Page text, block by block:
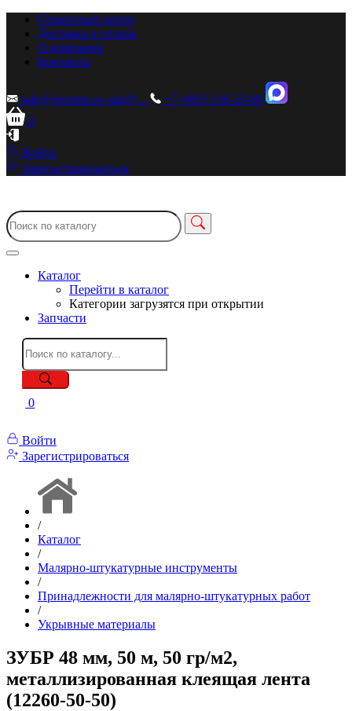
Сервисный центр
Доставка и оплата
О компании
Контакты
sale@zionstm.ru sale@...
+7 (495) 136-23-00
0
Войти
Зарегистрироваться
Каталог
Перейти в каталог
Категории загрузятся при открытии
Запчасти
0
Войти
Зарегистрироваться
/
Каталог
/
Малярно-штукатурные инструменты
/
Принадлежности для малярно-штукатурных работ
/
Укрывные материалы
ЗУБР 48 мм, 50 м, 50 гр/м2,
металлизированная клеящая лента
(12260-50-50)